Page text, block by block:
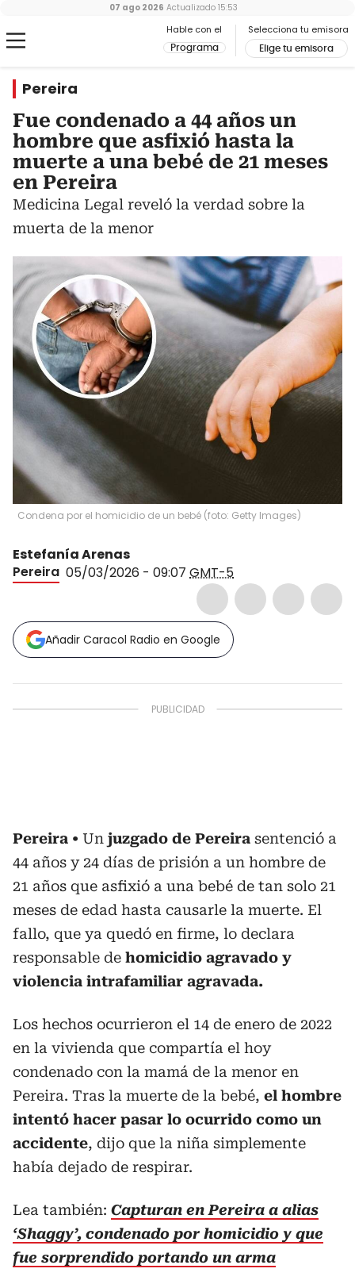
Hable con el
Programa
Selecciona tu emisora
Elige tu emisora
07 ago 2026 Actualizado 15:53
Pereira
Fue condenado a 44 años un
hombre que asfixió hasta la
muerte a una bebé de 21 meses
en Pereira
Medicina Legal reveló la verdad sobre la
muerta de la menor
Condena por el homicidio de un bebé (foto: Getty Images)
Estefanía Arenas
Pereira 05/03/2026 - 09:07 GMT-5
Añadir Caracol Radio en Google
Pereira Un juzgado de Pereira sentenció a
44 años y 24 días de prisión a un hombre de
21 años que asfixió a una bebé de tan solo 21
meses de edad hasta causarle la muerte. El
fallo, que ya quedó en firme, lo declara
responsable de homicidio agravado y
violencia intrafamiliar agravada.
Los hechos ocurrieron el 14 de enero de 2022
en la vivienda que compartía el hoy
condenado con la mamá de la menor en
Pereira. Tras la muerte de la bebé, el hombre
intentó hacer pasar lo ocurrido como un
accidente, dijo que la niña simplemente
había dejado de respirar.
Lea también: Capturan en Pereira a alias
‘Shaggy’, condenado por homicidio y que
fue sorprendido portando un arma